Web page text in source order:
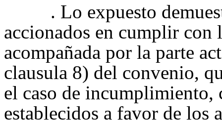
. Lo expuesto
accionados en cumplir con
acompañada por la parte
clausula 8) del convenio,
el caso de incumplimiento,
establecidos a favor de los